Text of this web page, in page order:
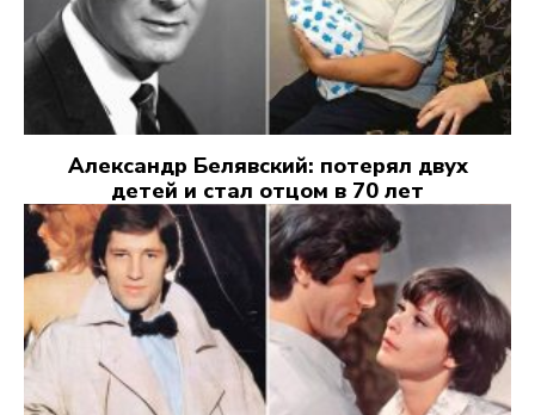
Александр Белявский: потерял двух
детей и стал отцом в 70 лет